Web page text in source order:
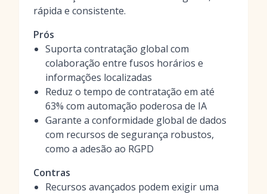
rápida e consistente.
Prós
Suporta contratação global com
colaboração entre fusos horários e
informações localizadas
Reduz o tempo de contratação em até
63% com automação poderosa de IA
Garante a conformidade global de dados
com recursos de segurança robustos,
como a adesão ao RGPD
Contras
Recursos avançados podem exigir uma